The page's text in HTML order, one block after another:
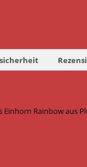
Rainbow aus